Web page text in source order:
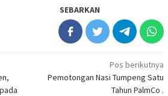
SEBARKAN
Pos berikutnya
Pemotongan Nasi Tumpeng Satu
Tahun PalmCo .